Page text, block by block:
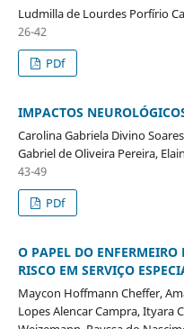
Ludmilla de Lourdes Porfírio
26-42
PDf
IMPACTOS
Carolina Gabriela Divino
Gabriel de Oliveira Pereira,
43-49
PDf
O PAPEL DO ENFERMEIRO
RISCO EM SERVIÇO
Maycon Hoffmann Cheffer,
Lopes Alencar Campra, Ityara